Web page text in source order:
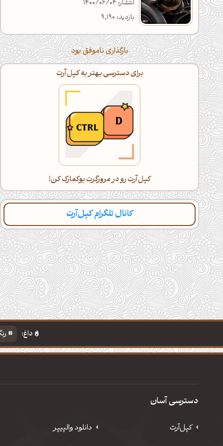
انتشار: 1400/06/04
بازدید: 9,190
بارگذاری ناموفق بود
اگه خسته شدی، با گوشی ادامه بده!
دراز بکش و کپل‌آرت رو اسکرول کن(:
کانال تلگرام کپل‌آرت
داغ:
دسترسی آسان
کپل‌آرت دانلود‌ والپیپر